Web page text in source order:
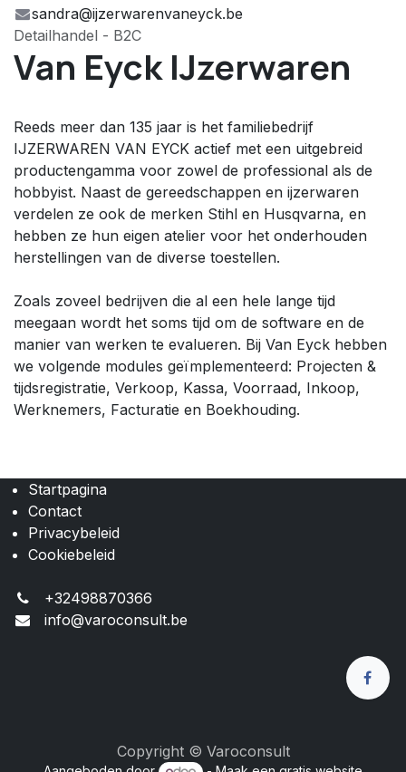
sandra@ijzerwarenvaneyck.be
Detailhandel - B2C
Van Eyck IJzerwaren
Reeds meer dan 135 jaar is het familiebedrijf
IJZERWAREN VAN EYCK actief met een uitgebreid
productengamma voor zowel de professional als de
hobbyist. Naast de gereedschappen en ijzerwaren
verdelen ze ook de merken Stihl en Husqvarna, en
hebben ze hun eigen atelier voor het onderhouden
herstellingen van de diverse toestellen.
Zoals zoveel bedrijven die al een hele lange tijd
meegaan wordt het soms tijd om de software en de
manier van werken te evalueren. Bij Van Eyck hebben
we volgende modules geïmplementeerd: Projecten &
tijdsregistratie, Verkoop, Kassa, Voorraad, Inkoop,
Werknemers, Facturatie en Boekhouding.
Startpagina
Contact
Privacybeleid
Cookiebeleid
+32498870366
info@varoconsult.be
Copyright © Varoconsult